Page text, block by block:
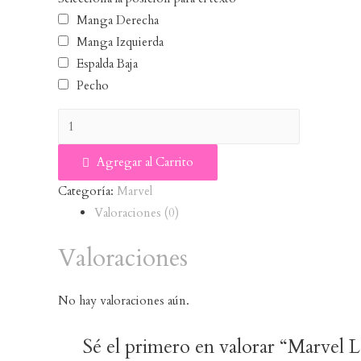
Manga Derecha
Manga Izquierda
Espalda Baja
Pecho
Agregar al Carrito
Categoría: Marvel
Valoraciones (0)
Valoraciones
No hay valoraciones aún.
Sé el primero en valorar “Marvel